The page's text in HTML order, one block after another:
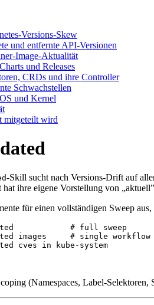
Versions-Skew
und entfernte API-Versionen
Image-Aktualität
und Releases
CRDs und ihre Controller
Schwachstellen
und Kernel
mitgeteilt wird
-Skill sucht nach Versions-Drift auf
hat ihre eigene Vorstellung von
für einen vollständigen Sweep
# full sweep
images     # single workflow
cves in kube-system
(Namespaces, Label-